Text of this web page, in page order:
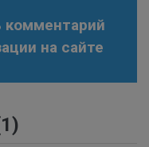
на сайте